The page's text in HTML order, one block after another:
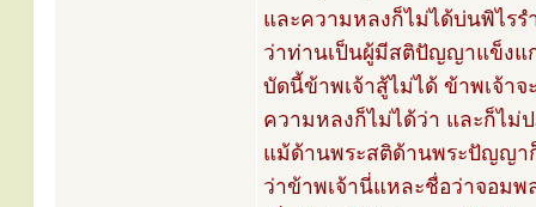
และความหลงก็ไม่ได้บ่นพิไรร
ว่าท่านเป็นผู้มีสติปัญญาแข็งแ
บัดนี้ข้าพเจ้าสู้ไม่ได้ ข้าพเจ้า
ความหลงก็ไม่ได้ว่า และก็ไม่
แม้ด้านพระสติด้านพระปัญญา
ว่าข้าพเจ้านี่แหละชื่อว่าจอม